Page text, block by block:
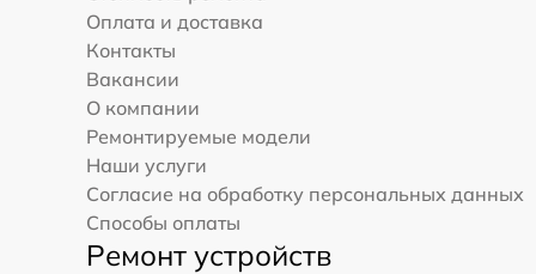
Оплата и доставка
Контакты
Вакансии
О компании
Ремонтируемые модели
Наши услуги
Согласие на обработку персональных данных
Способы оплаты
Ремонт устройств